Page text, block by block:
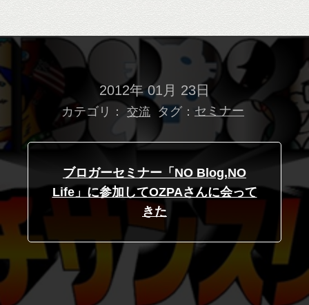
2012年 01月 23日
カテゴリ： 交流 タグ： セミナー
ブロガーセミナー「NO Blog,NO
Life」に参加してOZPAさんに会って
きた